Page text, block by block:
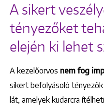
A sikert
tényezőket
elején ki lehet
A kezelőorvos nem fog
sikert befolyásoló
lát, amelyek kudarcra